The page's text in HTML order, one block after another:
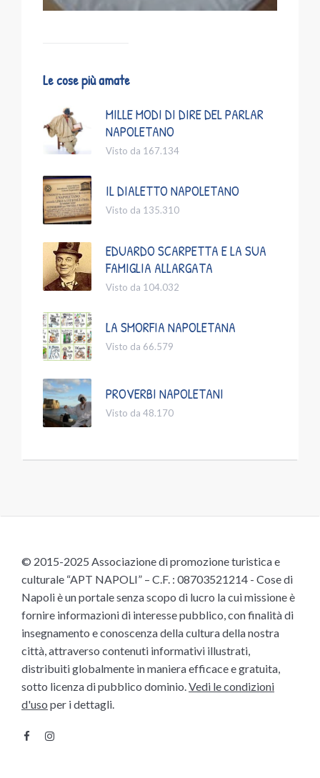
Le cose più amate
MILLE MODI DI DIRE DEL PARLAR
NAPOLETANO
Visto da 167.134
IL DIALETTO NAPOLETANO
Visto da 135.310
EDUARDO SCARPETTA E LA SUA
FAMIGLIA ALLARGATA
Visto da 104.032
LA SMORFIA NAPOLETANA
Visto da 66.579
PROVERBI NAPOLETANI
Visto da 48.170
© 2015-2025 Associazione di promozione turistica e
culturale “APT NAPOLI” – C.F. : 08703521214 - Cose di
Napoli è un portale senza scopo di lucro la cui missione è
fornire informazioni di interesse pubblico, con finalità di
insegnamento e conoscenza della cultura della nostra
città, attraverso contenuti informativi illustrati,
distribuiti globalmente in maniera efficace e gratuita,
sotto licenza di pubblico dominio.Vedi le condizioni
d'uso per i dettagli.